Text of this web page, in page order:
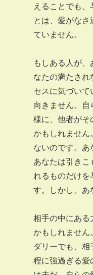
えることでも
とは、愛がな
ていません。
もしある人が
なたの満たさ
セスに気づい
向きません。
様に、他者がそ
かもしれませ
ないのです。あ
あなたは引き
れるものだけを
す。しかし、あ
相手の中にあ
かもしれませ
ダリーでも、
程に強過ぎる愛